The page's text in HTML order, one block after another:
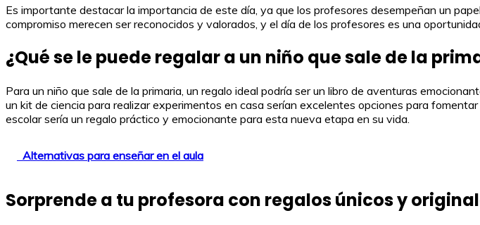
Es importante destacar la importancia de este día, ya que los profesores desempeñan un
compromiso merecen ser reconocidos y valorados, y el día de los profesores es una
¿Qué se le puede regalar a un niño que sale de la
Para un niño que sale de la primaria, un regalo ideal podría ser un libro de aventuras
un kit de ciencia para realizar experimentos en casa serían excelentes opciones para
escolar sería un regalo práctico y emocionante para esta nueva etapa en su vida.
Alternativas para enseñar en el aula
Sorprende a tu profesora con regalos únicos y